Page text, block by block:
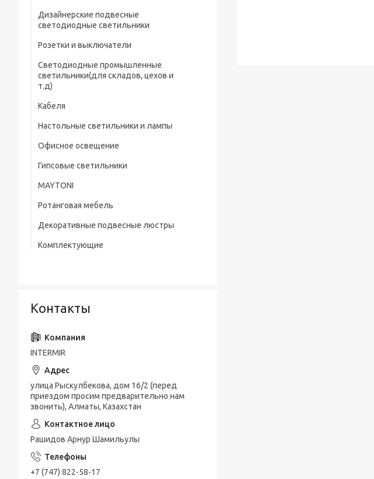
Дизайнерские подвесные
светодиодные светильники
Розетки и выключатели
Светодиодные промышленные
светильники(для складов, цехов и
т.д)
Кабеля
Настольные светильники и лампы
Офисное освещение
Гипсовые светильники
MAYTONI
Ротанговая мебель
Декоративные подвесные люстры
Комплектующие
Контакты
INTERMIR
улица Рыскулбекова, дом 16/2 (перед
приездом просим предварительно нам
звонить), Алматы, Казахстан
Рашидов Арнур Шамильулы
+7 (747) 822-58-17